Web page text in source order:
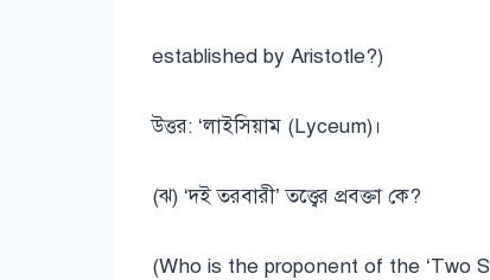
established by Aristotle?)
উত্তর: ‘লাইসিয়াম (Lyceum)।
(ঝ) ‘দই তরবারী’ তত্ত্বের প্রবক্তা কে?
(Who is the proponent of the ‘Two